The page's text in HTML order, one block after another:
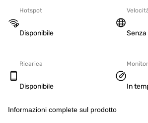
Hotspot
Disponibile
Ricarica
Disponibile In
Informazioni complete sul prodotto